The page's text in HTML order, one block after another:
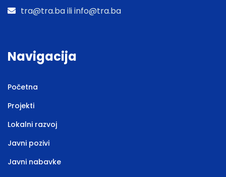
tra@tra.ba ili info@tra.ba
Navigacija
Početna
Projekti
Lokalni razvoj
Javni pozivi
Javni nabavke